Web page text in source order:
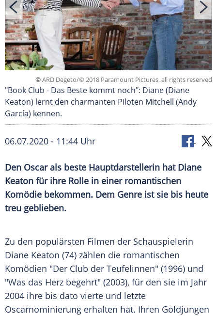
©ARD Degeto/© 2018 Paramount Pictures, all rights reserved
"Book Club - Das Beste kommt noch": Diane (Diane
Keaton) lernt den charmanten Piloten Mitchell (Andy
García) kennen.
06.07.2020 - 11:44 Uhr
Den Oscar als beste Hauptdarstellerin hat Diane
Keaton für ihre Rolle in einer romantischen
Komödie bekommen. Dem Genre ist sie bis heute
treu geblieben.
Zu den populärsten Filmen der Schauspielerin
Diane Keaton (74) zählen die romantischen
Komödien "Der Club der Teufelinnen" (1996) und
"Was das Herz begehrt" (2003), für den sie im Jahr
2004 ihre bis dato vierte und letzte
Oscarnominierung erhalten hat. Ihren Goldjungen